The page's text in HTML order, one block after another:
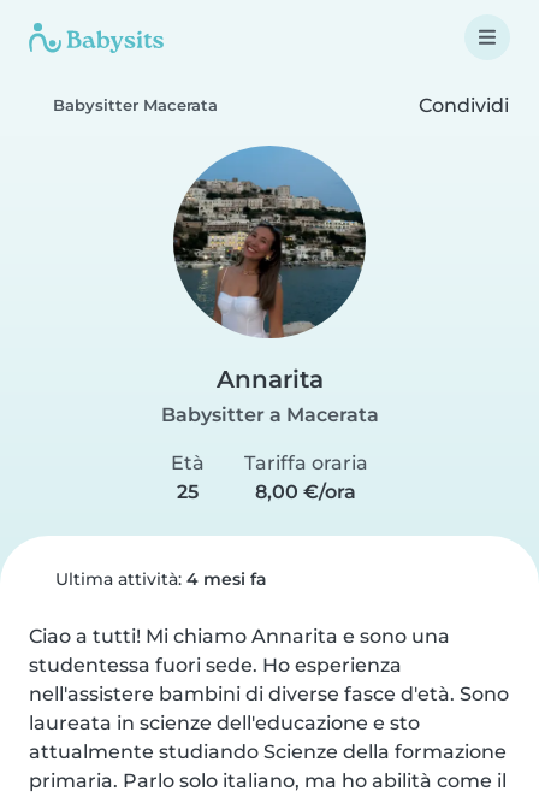
Babysitter Macerata Condividi
Annarita
Babysitter a Macerata
Età
25
Tariffa oraria
8,00 €/ora
Ultima attività: 4 mesi fa
Ciao a tutti! Mi chiamo Annarita e sono una
studentessa fuori sede. Ho esperienza
nell'assistere bambini di diverse fasce d'età. Sono
laureata in scienze dell'educazione e sto
attualmente studiando Scienze della formazione
primaria. Parlo solo italiano, ma ho abilità come il